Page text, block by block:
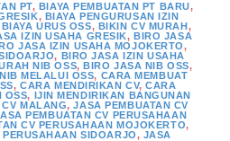
PT, BIAYA PEMBUATAN PT BARU,
, BIAYA PENGURUSAN IZIN
BIAYA URUS OSS, BIKIN CV MURAH ,
IZIN USAHA GRESIK, BIRO JASA
JASA IZIN USAHA MOJOKERTO,
, BIRO JASA IZIN USAHA
NIB OSS, BIRO JASA NIB OSS,
MELALUI OSS, CARA MEMBUAT
,CARA MENDIRIKAN CV,CARA
OSS,
IJIN MENDIRIKAN BANGUNAN
MALANG,JASA PEMBUATAN CV
PEMBUATAN CV PERUSAHAAN
CV PERUSAHAAN MOJOKERTO,
SIDOARJO, JASA